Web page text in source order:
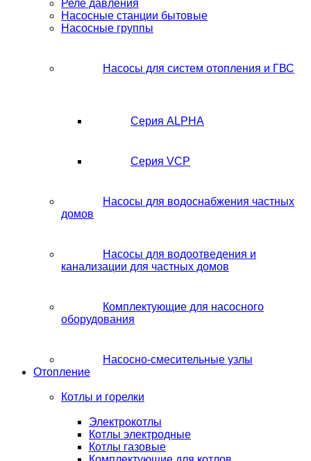
Реле давления
Насосные станции бытовые
Насосные группы
Насосы для систем отопления и ГВС
Серия ALPHA
Серия VCP
Насосы для водоснабжения частных
домов
Насосы для водоотведения и
канализации для частных домов
Комплектующие для насосного
оборудования
Насосно-смесительные узлы
Отопление
Котлы и горелки
Электрокотлы
Котлы электродные
Котлы газовые